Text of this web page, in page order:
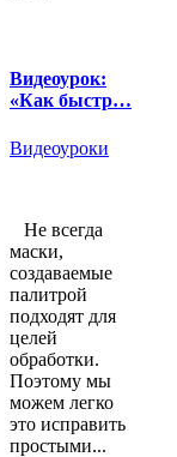
Видеоурок:
«Как быстр…
Видеоуроки
Не всегда
маски,
создаваемые
палитрой
подходят для
целей
обработки.
Поэтому мы
можем легко
это исправить
простыми...